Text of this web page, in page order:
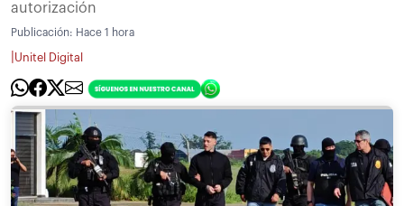
autorización
Publicación: Hace 1 hora
Unitel Digital